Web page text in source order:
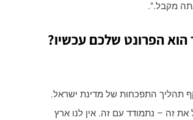
מקבל.".
הוא הפרונט שלכם עכשיו?
תהליך התפכחות של מדינת ישראל.
זה – נתמודד עם זה. אין לנו ארץ